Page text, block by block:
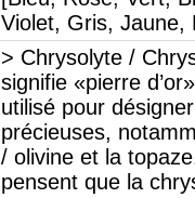
Violet, Gris, Jaune,
> Chrysolyte /
signifie «pierre
utilisé pour
précieuses,
/ olivine et la
pensent que la